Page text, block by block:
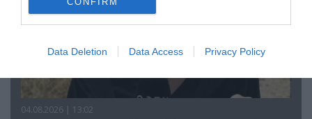
Data Deletion Data Access Privacy Policy
04.08.2026 | 13:02